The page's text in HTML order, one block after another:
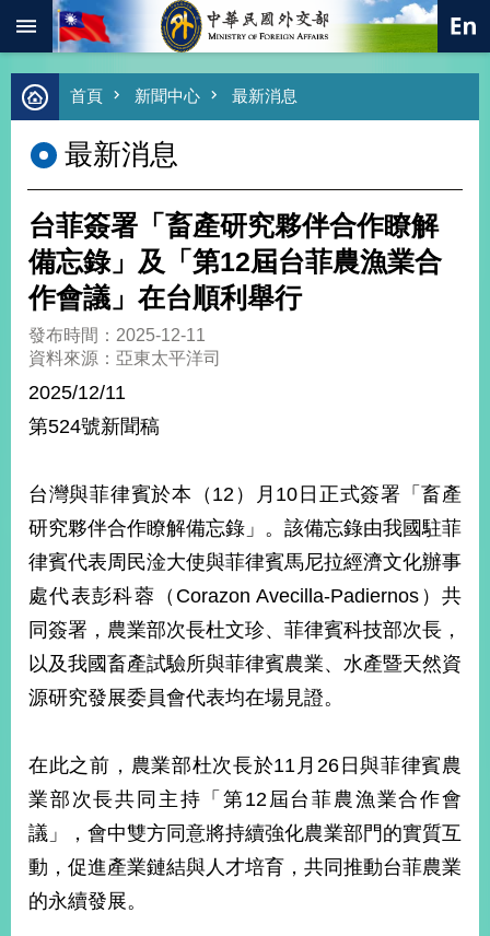
跳到主要內容區塊
進
階
尋
熱
總
合
外
交
值
經
濟
不
落
國
台
海
和
平
照
回
頁
網
站
關
首頁 新聞中心 最新消息
最新消息
台菲簽署「畜產研究夥伴合作瞭解
備忘錄」及「第12屆台菲農漁業合
作會議」在台順利舉行
發布時間：2025-12-11
資料來源：亞東太平洋司
2025/12/11
第524號新聞稿
台灣與菲律賓於本（12）月10日正式簽署「畜產
研究夥伴合作瞭解備忘錄」。該備忘錄由我國駐菲
律賓代表周民淦大使與菲律賓馬尼拉經濟文化辦事
處代表彭科蓉（Corazon Avecilla-Padiernos）共
同簽署，農業部次長杜文珍、菲律賓科技部次長，
以及我國畜產試驗所與菲律賓農業、水產暨天然資
源研究發展委員會代表均在場見證。
在此之前，農業部杜次長於11月26日與菲律賓農
業部次長共同主持「第12屆台菲農漁業合作會
議」，會中雙方同意將持續強化農業部門的實質互
動，促進產業鏈結與人才培育，共同推動台菲農業
的永續發展。